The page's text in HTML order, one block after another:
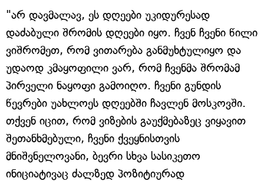
"არ დავმალავ, ეს დღეები უკიდურესად
დაძაბული შრომის დღეები იყო. ჩვენ ჩვენი წილი
ვიშრომეთ, რომ ვითარება განმუხტულიყო და
უდაოდ კმაყოფილი ვარ, რომ ჩვენმა შრომამ
პირველი ნაყოფი გამოიღო. ჩვენი გუნდის
წევრები უახლოეს დღეებში ჩავლენ მოსკოვში.
თქვენ იცით, რომ ვიზების გაუქმებაზეც ვიყავით
შეთანხმებული, ჩვენი ქვეყნისთვის
მნიშვნელოვანი, ბევრი სხვა სასიკეთო
ინიციატივაც ძალზედ პოზიტიურად